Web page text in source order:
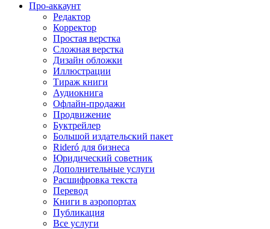
Про-аккаунт
Редактор
Корректор
Простая верстка
Сложная верстка
Дизайн обложки
Иллюстрации
Тираж книги
Аудиокнига
Офлайн-продажи
Продвижение
Буктрейлер
Большой издательский пакет
Rideró для бизнеса
Юридический советник
Дополнительные услуги
Расшифровка текста
Перевод
Книги в аэропортах
Публикация
Все услуги